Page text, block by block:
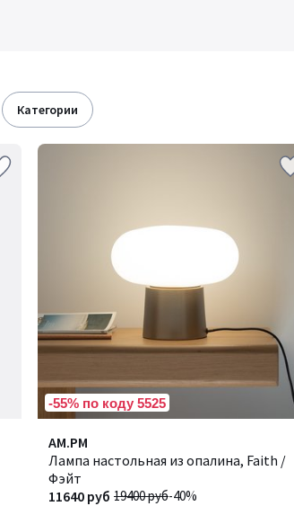
категории
-55% по коду 5525
AM.PM
Лампа настольная из опалина, Faith /
Фэйт
19400 руб-40%
11640 руб
4,8
/ 5